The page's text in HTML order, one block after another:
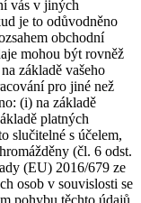
vás v jiných
je to odůvodněno
obchodní
mohou být rovněž
základě vašeho
pro jiné než
(i) na základě
platných
slučitelné s účelem,
(čl. 6 odst.
(EU) 2016/679 ze
osob v souvislosti se
pohybu těchto údajů